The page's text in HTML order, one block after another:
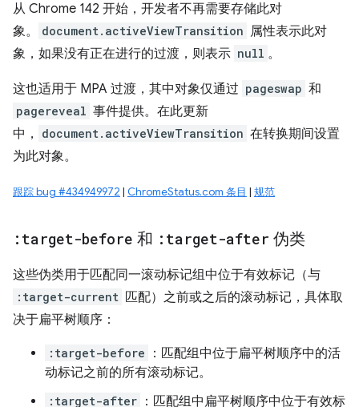
从 Chrome 142 开始，开发者不再需要存储此对
象。
document.activeViewTransition 属性表示此对
象，如果没有正在进行的过渡，则表示 null 。
这也适用于 MPA 过渡，其中对象仅通过 pageswap 和
pagereveal 事件提供。在此更新
中，
document.activeViewTransition 在转换期间设置
为此对象。
跟踪 bug #434949972 | ChromeStatus.com 条目 | 规范
:target-before 和 :target-after 伪类
这些伪类用于匹配同一滚动标记组中位于有效标记（与
:target-current 匹配）之前或之后的滚动标记，具体取
决于扁平树顺序：
:target-before
：匹配组中位于扁平树顺序中的活
动标记之前的所有滚动标记。
:target-after ：匹配组中扁平树顺序中位于有效标